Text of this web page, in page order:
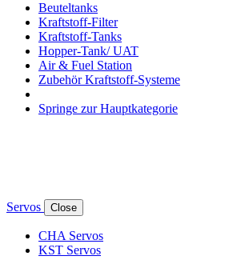
Beuteltanks
Kraftstoff-Filter
Kraftstoff-Tanks
Hopper-Tank/ UAT
Air & Fuel Station
Zubehör Kraftstoff-Systeme
Springe zur Hauptkategorie
Servos Close
CHA Servos
KST Servos